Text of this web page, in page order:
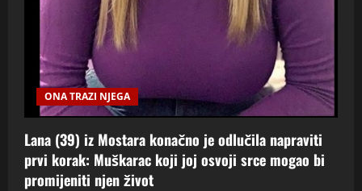
ONA TRAZI NJEGA
Lana (39) iz Mostara konačno je odlučila napraviti
prvi korak: Muškarac koji joj osvoji srce mogao bi
promijeniti njen život